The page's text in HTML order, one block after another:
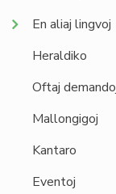
En aliaj lingvoj
Heraldiko
Oftaj
Mallongigoj
Kantaro
Eventoj